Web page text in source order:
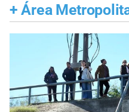
+ Área